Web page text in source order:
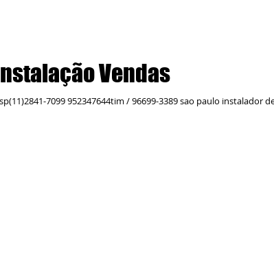
Vendas
7099 952347644tim / 96699-3389 sao paulo instalador